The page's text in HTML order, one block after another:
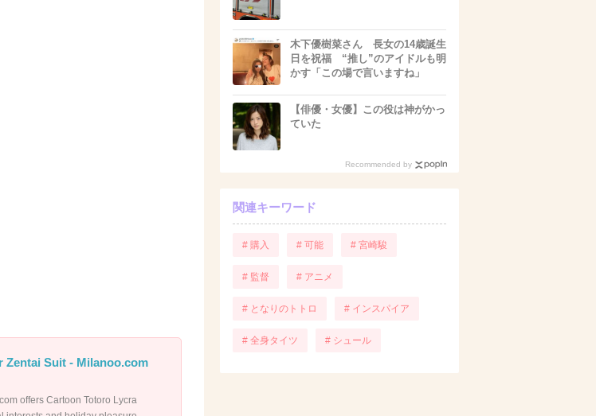
Zentai Suit - Milanoo.com
offers Cartoon Totoro Lycra
木下優樹菜さん 長女の14歳誕生
日を祝福 “推し”のアイドルも明
かす「この場で言いますね」
【俳優・女優】この役は神がかっ
ていた
Recommended by
関連キーワード
# 購入 # 可能 # 宮崎駿
# 監督 # アニメ
# となりのトトロ # インスパイア
# 全身タイツ # シュール